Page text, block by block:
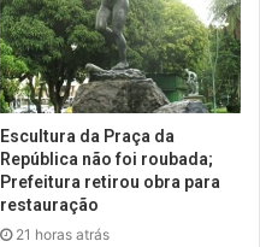
Escultura da Praça da
República não foi roubada;
Prefeitura retirou obra para
restauração
21 horas atrás